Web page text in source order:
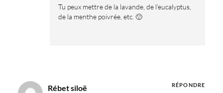
Tu peux mettre de la lavande, de l’eucalyptus,
de la menthe poivrée, etc. 🙂
Rébet siloë RÉPONDRE